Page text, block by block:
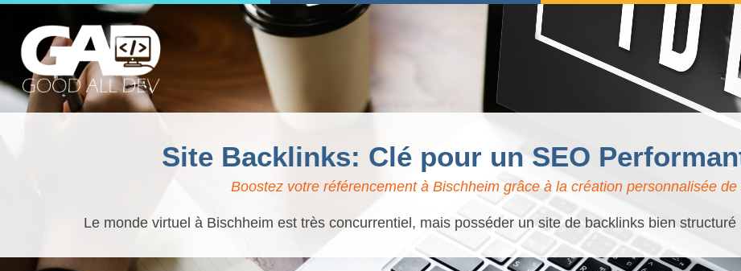
Site Backlinks: Clé pour un SEO
Boostez votre référencement à Bischheim grâce à la création personnalisée de
Le monde virtuel à Bischheim est très concurrentiel, mais posséder un site de backlinks bien